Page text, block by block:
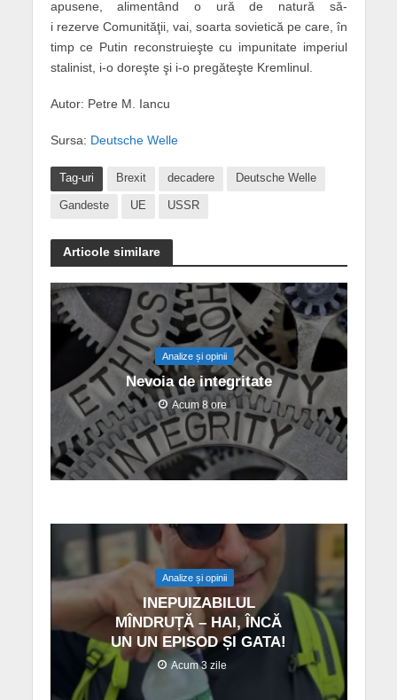
apusene, alimentând o ură de natură să-
i rezerve Comunităţii, vai, soarta sovietică pe care, în
timp ce Putin reconstruieşte cu impunitate imperiul
stalinist, i-o doreşte şi i-o pregăteşte Kremlinul.
Autor: Petre M. Iancu
Sursa: Deutsche Welle
Tag-uri Brexit decadere Deutsche Welle
Gandeste UE USSR
Articole similare
Analize și opinii
Nevoia de integritate
Acum 8 ore
Analize și opinii
INEPUIZABILUL
MÎNDRUȚĂ – HAI, ÎNCĂ
UN UN EPISOD ȘI GATA!
Acum 3 zile